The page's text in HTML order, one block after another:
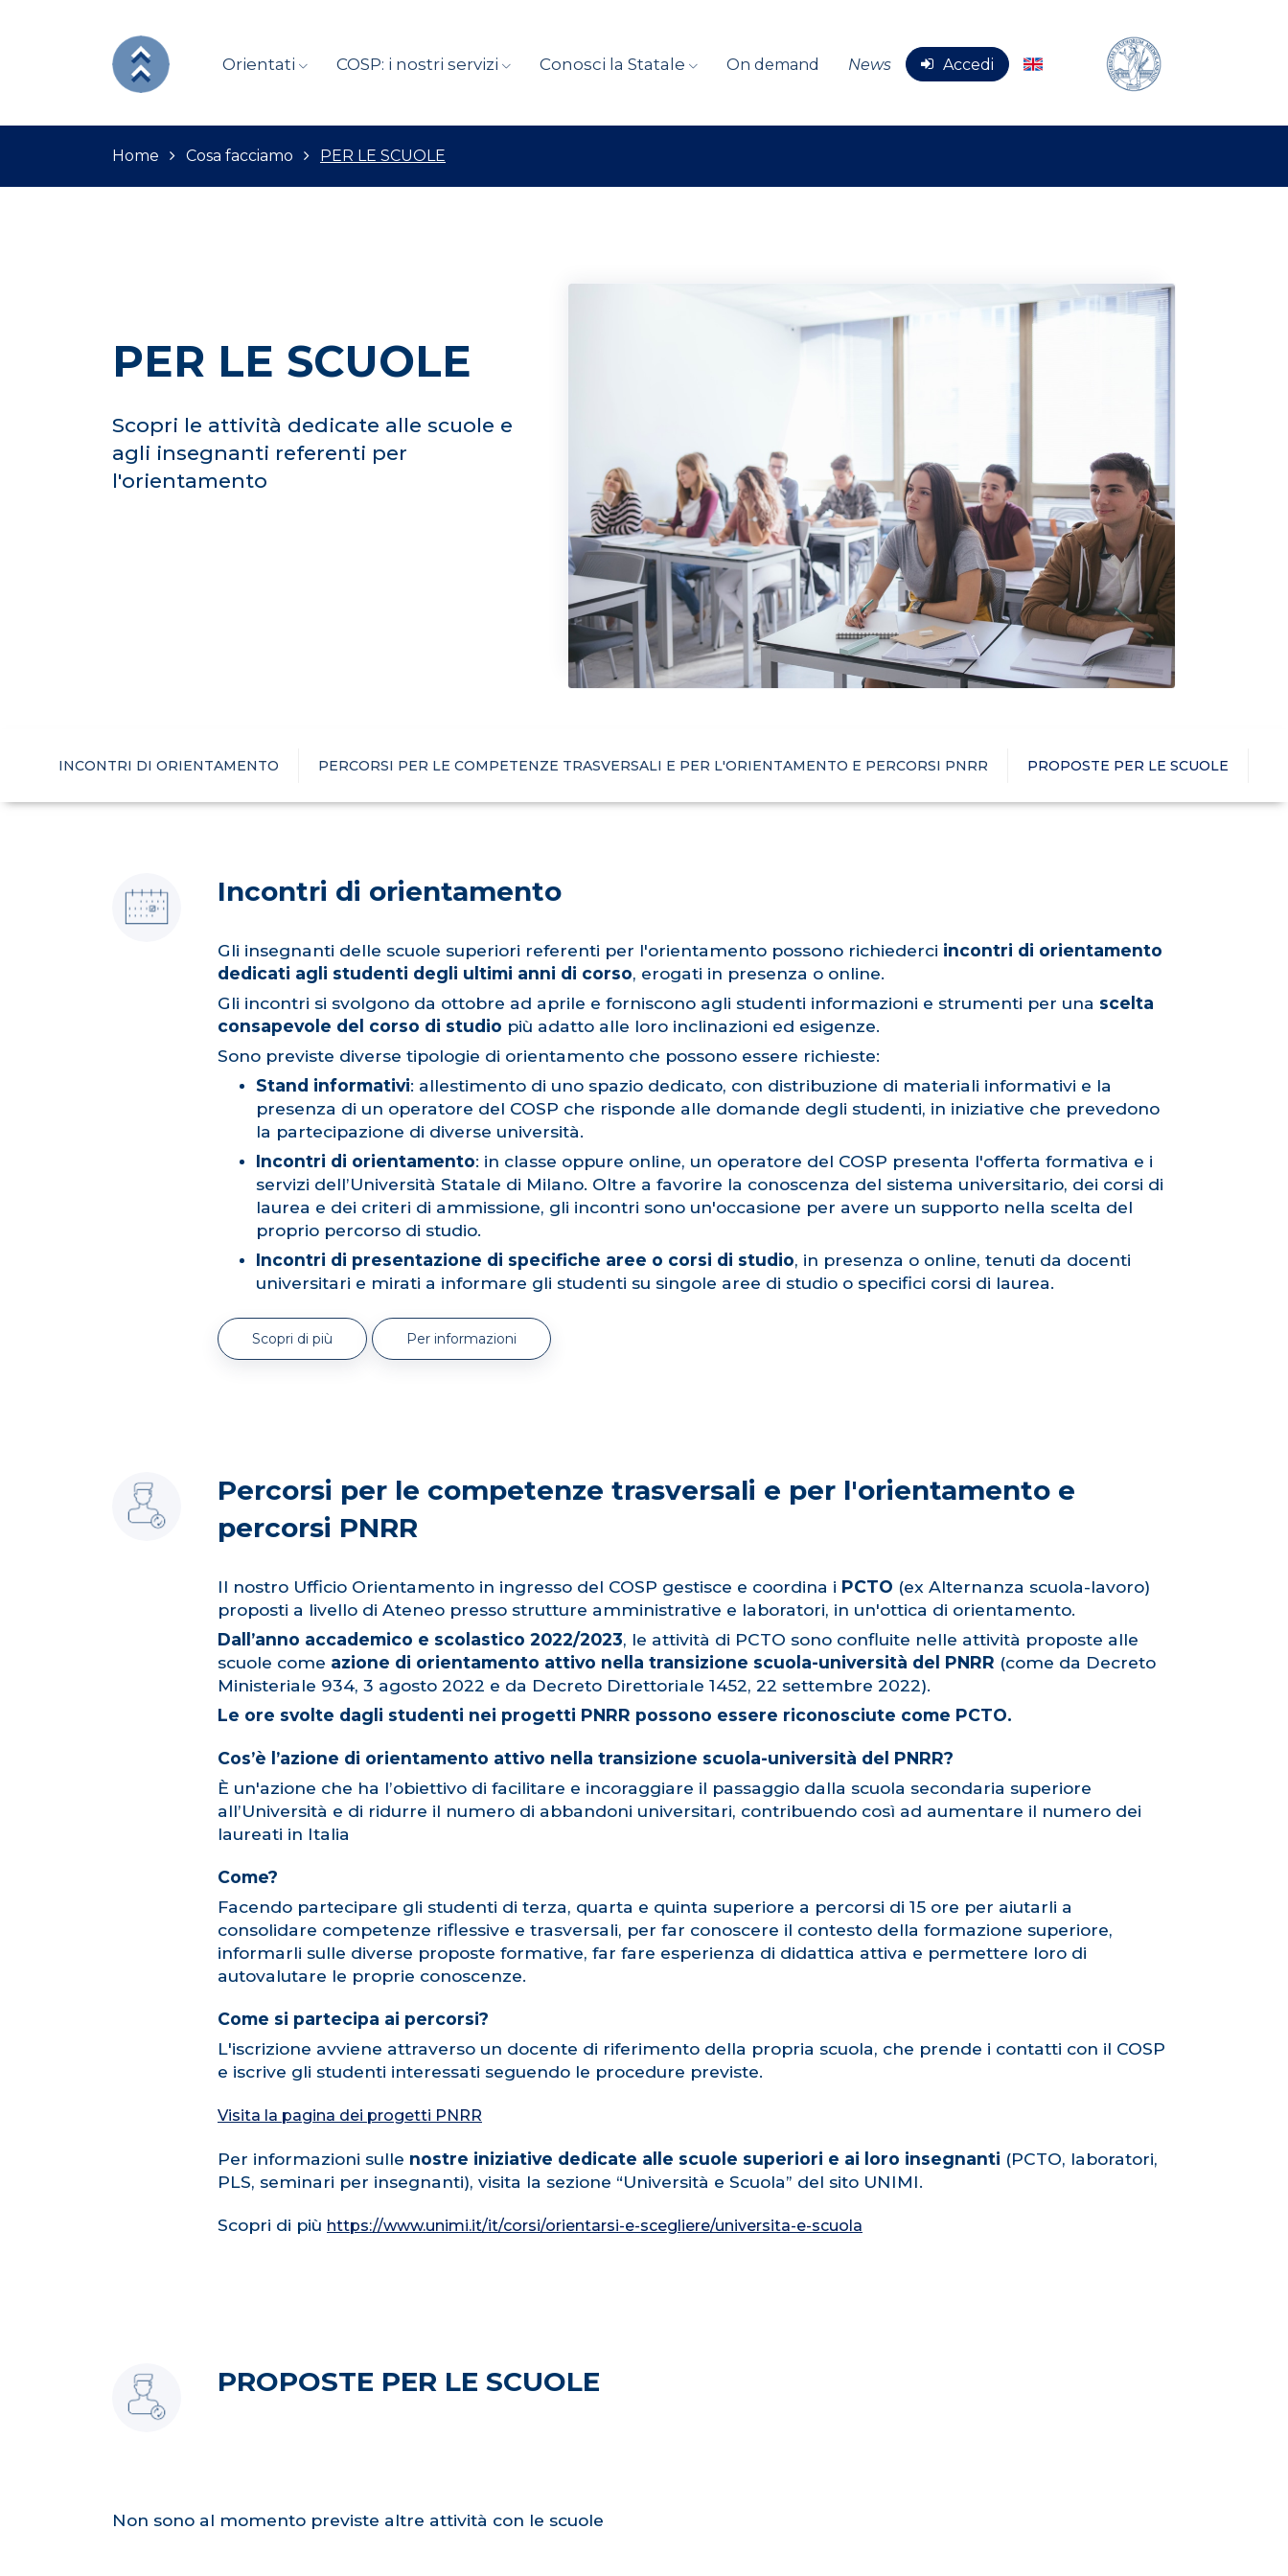
Orientati COSP: i nostri servizi Conosci la Statale On demand News Accedi
Home Cosa facciamo PER LE SCUOLE
PER LE SCUOLE
Scopri le attività dedicate alle scuole e
agli insegnanti referenti per
l'orientamento
INCONTRI DI ORIENTAMENTO PERCORSI PER LE COMPETENZE TRASVERSALI E PER L'ORIENTAMENTO E PERCORSI PNRR PROPOSTE PER LE SCUOLE
Incontri di orientamento
Gli insegnanti delle scuole superiori referenti per l'orientamento possono richiederci incontri di orientamento
dedicati agli studenti degli ultimi anni di corso, erogati in presenza o online.
Gli incontri si svolgono da ottobre ad aprile e forniscono agli studenti informazioni e strumenti per una scelta
consapevole del corso di studio più adatto alle loro inclinazioni ed esigenze.
Sono previste diverse tipologie di orientamento che possono essere richieste:
Stand informativi: allestimento di uno spazio dedicato, con distribuzione di materiali informativi e la
presenza di un operatore del COSP che risponde alle domande degli studenti, in iniziative che prevedono
la partecipazione di diverse università.
Incontri di orientamento: in classe oppure online, un operatore del COSP presenta l'offerta formativa e i
servizi dell’Università Statale di Milano. Oltre a favorire la conoscenza del sistema universitario, dei corsi di
laurea e dei criteri di ammissione, gli incontri sono un'occasione per avere un supporto nella scelta del
proprio percorso di studio.
Incontri di presentazione di specifiche aree o corsi di studio, in presenza o online, tenuti da docenti
universitari e mirati a informare gli studenti su singole aree di studio o specifici corsi di laurea.
Scopri di più Per informazioni
Percorsi per le competenze trasversali e per l'orientamento e
percorsi PNRR
Il nostro Ufficio Orientamento in ingresso del COSP gestisce e coordina i PCTO (ex Alternanza scuola-lavoro)
proposti a livello di Ateneo presso strutture amministrative e laboratori, in un'ottica di orientamento.
Dall’anno accademico e scolastico 2022/2023, le attività di PCTO sono confluite nelle attività proposte alle
scuole come azione di orientamento attivo nella transizione scuola-università del PNRR (come da Decreto
Ministeriale 934, 3 agosto 2022 e da Decreto Direttoriale 1452, 22 settembre 2022).
Le ore svolte dagli studenti nei progetti PNRR possono essere riconosciute come PCTO.
Cos’è l’azione di orientamento attivo nella transizione scuola-università del PNRR?
È un'azione che ha l’obiettivo di facilitare e incoraggiare il passaggio dalla scuola secondaria superiore
all’Università e di ridurre il numero di abbandoni universitari, contribuendo così ad aumentare il numero dei
laureati in Italia
Come?
Facendo partecipare gli studenti di terza, quarta e quinta superiore a percorsi di 15 ore per aiutarli a
consolidare competenze riflessive e trasversali, per far conoscere il contesto della formazione superiore,
informarli sulle diverse proposte formative, far fare esperienza di didattica attiva e permettere loro di
autovalutare le proprie conoscenze.
Come si partecipa ai percorsi?
L'iscrizione avviene attraverso un docente di riferimento della propria scuola, che prende i contatti con il COSP
e iscrive gli studenti interessati seguendo le procedure previste.
Visita la pagina dei progetti PNRR
Per informazioni sulle nostre iniziative dedicate alle scuole superiori e ai loro insegnanti (PCTO, laboratori,
PLS, seminari per insegnanti), visita la sezione “Università e Scuola” del sito UNIMI.
Scopri di più https://www.unimi.it/it/corsi/orientarsi-e-scegliere/universita-e-scuola
PROPOSTE PER LE SCUOLE
Non sono al momento previste altre attività con le scuole